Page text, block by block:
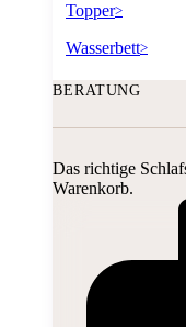
Topper>
Wasserbett>
BERATUNG
Das richtige
Warenkorb.